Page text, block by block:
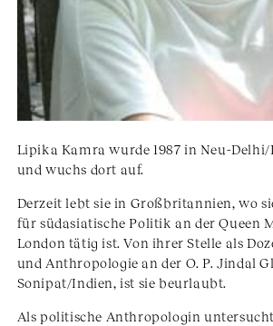
Lipika Kamra wurde 1987 in Neu-
und wuchs dort auf.
Derzeit lebt sie in Großbritannien, wo
für südasiatische Politik an der Queen
London tätig ist. Von ihrer Stelle als
und Anthropologie an der O. P. Jindal
Sonipat/Indien, ist sie beurlaubt.
Als politische Anthropologin